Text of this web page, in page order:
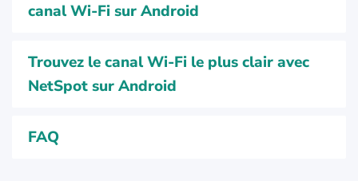
canal Wi-Fi sur Android
Trouvez le canal Wi-Fi le plus clair avec
NetSpot sur Android
FAQ